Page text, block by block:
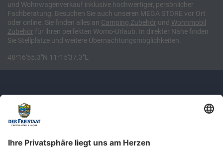
und Wohnwagenverkauf inklusive hochwertiger, persönlicher
Fachberatung. Besuchen Sie auch unseren MEGA STORE vor Ort
oder online. Sie finden alles an Camping Zubehör und Wohnmobil
Zubehör für ihren perfekten Womo-Urlaub. In direkter Nähe finden
Sie Stellplätze und weitere Übernachtungsmöglichkeiten.
48°16'55.3"N 11°15'37.3"E
Newsletter: Jetzt auf
shop.derfreistaat.de anmelden und
einen 5€ Gutschein für unseren Online-
Shop erhalten!*